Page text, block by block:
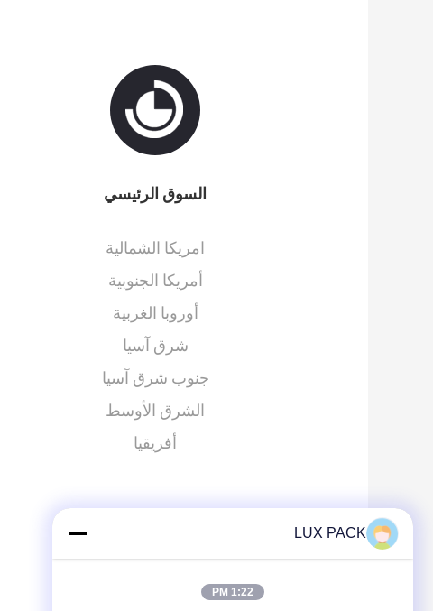
السوق الرئيسي
امريكا الشمالية
أمريكا الجنوبية
أوروبا الغربية
شرق آسيا
جنوب شرق آسيا
الشرق الأوسط
أفريقيا
LUX PACK
1:22 PM